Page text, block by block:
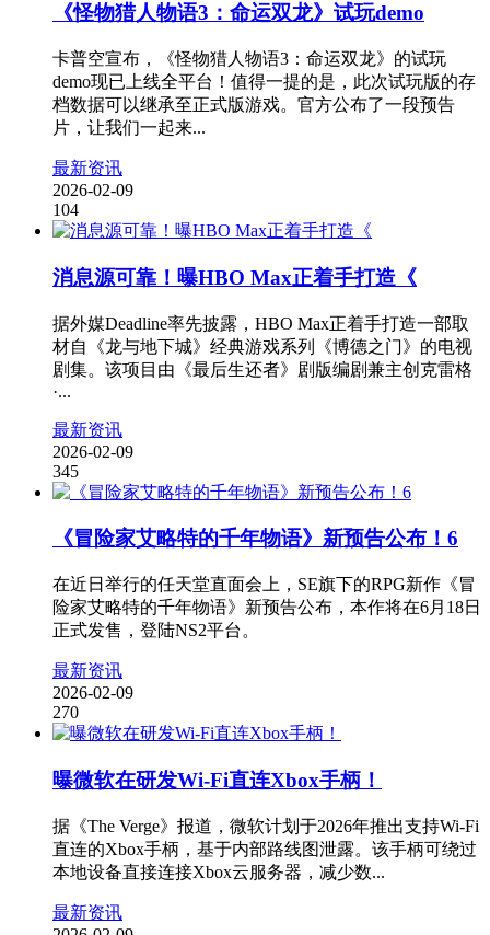
《怪物猎人物语3：命运双龙》试玩demo
卡普空宣布，《怪物猎人物语3：命运双龙》的试玩
demo现已上线全平台！值得一提的是，此次试玩版的存
档数据可以继承至正式版游戏。官方公布了一段预告
片，让我们一起来...
最新资讯
2026-02-09
104
消息源可靠！曝HBO Max正着手打造《
据外媒Deadline率先披露，HBO Max正着手打造一部取
材自《龙与地下城》经典游戏系列《博德之门》的电视
剧集。该项目由《最后生还者》剧版编剧兼主创克雷格
·...
最新资讯
2026-02-09
345
《冒险家艾略特的千年物语》新预告公布！6
在近日举行的任天堂直面会上，SE旗下的RPG新作《冒
险家艾略特的千年物语》新预告公布，本作将在6月18日
正式发售，登陆NS2平台。
最新资讯
2026-02-09
270
曝微软在研发Wi-Fi直连Xbox手柄！
据《The Verge》报道，微软计划于2026年推出支持Wi-Fi
直连的Xbox手柄，基于内部路线图泄露。该手柄可绕过
本地设备直接连接Xbox云服务器，减少数...
最新资讯